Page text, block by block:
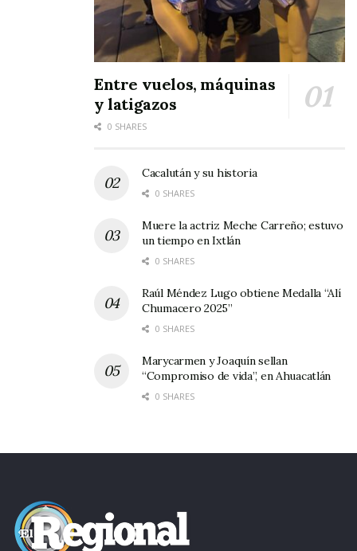
Entre vuelos, máquinas
y latigazos
0 SHARES
Cacalután y su historia
0 SHARES
Muere la actriz Meche Carreño; estuvo
un tiempo en Ixtlán
0 SHARES
Raúl Méndez Lugo obtiene Medalla “Alí
Chumacero 2025”
0 SHARES
Marycarmen y Joaquín sellan
“Compromiso de vida”, en Ahuacatlán
0 SHARES